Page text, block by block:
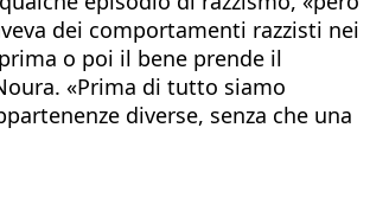
dei comportamenti razzisti nei
o poi il bene prende il
«Prima di tutto siamo
diverse, senza che una